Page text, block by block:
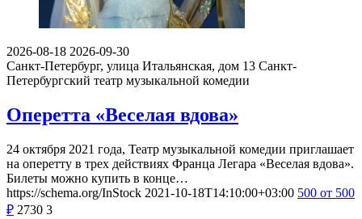
2026-08-18 2026-09-30
Санкт-Петербург, улица Итальянская, дом 13 Санкт-
Петербургский театр музыкальной комедии
Оперетта «Веселая вдова»
24 октября 2021 года, Театр музыкальной комедии приглашает
на оперетту в трех действиях Франца Легара «Веселая вдова».
Билеты можно купить в конце…
https://schema.org/InStock 2021-10-18T14:10:00+03:00 500 от 500
₽ 2730 3